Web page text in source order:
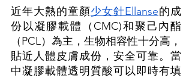
近年大熱的童顏少女針Ellanse的成
份以凝膠載體（CMC)和聚己內酯
（PCL）為主，生物相容性十分高，
貼近人體皮膚成份，安全可靠。當
中凝膠載體透明質酸可以即時有填